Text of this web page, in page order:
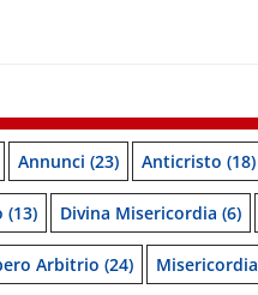
Annunci (23) Anticristo (18)
(13) Divina Misericordia (6)
Arbitrio (24) Misericordia